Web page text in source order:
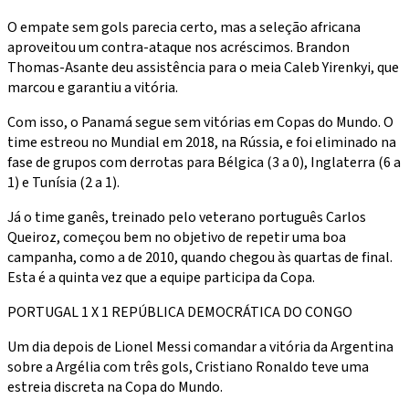
O empate sem gols parecia certo, mas a seleção africana
aproveitou um contra-ataque nos acréscimos. Brandon
Thomas-Asante deu assistência para o meia Caleb Yirenkyi, que
marcou e garantiu a vitória.
Com isso, o Panamá segue sem vitórias em Copas do Mundo. O
time estreou no Mundial em 2018, na Rússia, e foi eliminado na
fase de grupos com derrotas para Bélgica (3 a 0), Inglaterra (6 a
1) e Tunísia (2 a 1).
Já o time ganês, treinado pelo veterano português Carlos
Queiroz, começou bem no objetivo de repetir uma boa
campanha, como a de 2010, quando chegou às quartas de final.
Esta é a quinta vez que a equipe participa da Copa.
PORTUGAL 1 X 1 REPÚBLICA DEMOCRÁTICA DO CONGO
Um dia depois de Lionel Messi comandar a vitória da Argentina
sobre a Argélia com três gols, Cristiano Ronaldo teve uma
estreia discreta na Copa do Mundo.